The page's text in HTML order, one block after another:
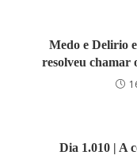
Medo e Delirio
resolveu chamar
Dia 1.010 | A